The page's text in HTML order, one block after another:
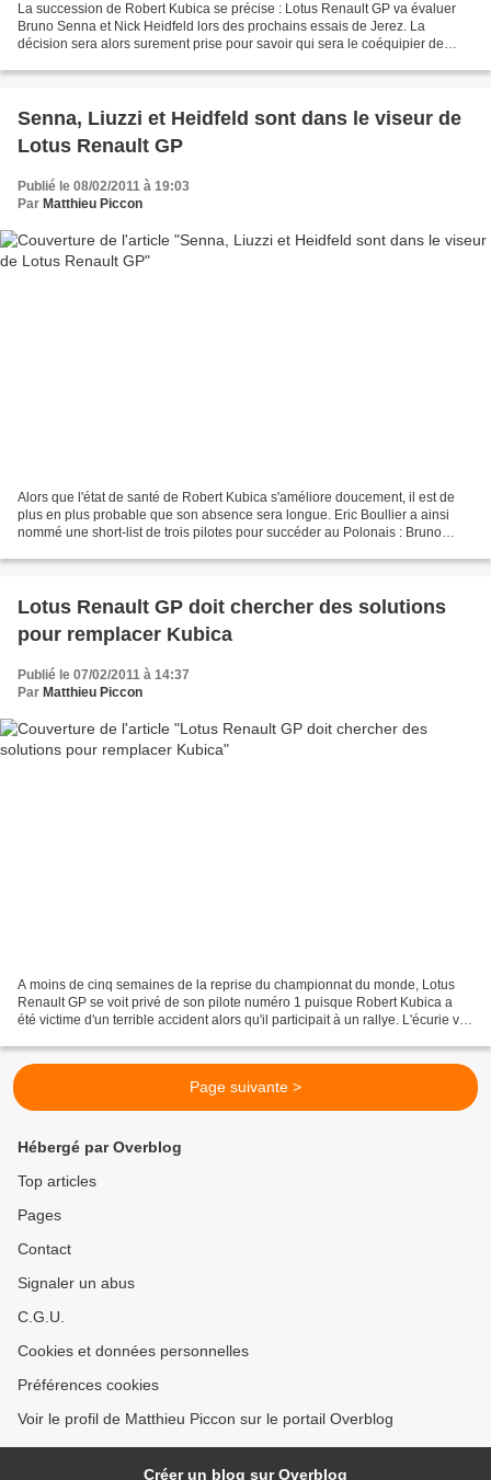
La succession de Robert Kubica se précise : Lotus Renault GP va évaluer
Bruno Senna et Nick Heidfeld lors des prochains essais de Jerez. La
décision sera alors surement prise pour savoir qui sera le coéquipier de
Senna, Liuzzi et Heidfeld sont dans le viseur de
Lotus Renault GP
Publié le 08/02/2011 à 19:03
Par Matthieu Piccon
Alors que l'état de santé de Robert Kubica s'améliore doucement, il est de
plus en plus probable que son absence sera longue. Eric Boullier a ainsi
nommé une short-list de trois pilotes pour succéder au Polonais : Bruno
Lotus Renault GP doit chercher des solutions
pour remplacer Kubica
Publié le 07/02/2011 à 14:37
Par Matthieu Piccon
A moins de cinq semaines de la reprise du championnat du monde, Lotus
Renault GP se voit privé de son pilote numéro 1 puisque Robert Kubica a
été victime d'un terrible accident alors qu'il participait à un rallye. L'écurie va
Page suivante >
Hébergé par Overblog
Top articles
Pages
Contact
Signaler un abus
C.G.U.
Cookies et données personnelles
Préférences cookies
Voir le profil de Matthieu Piccon sur le portail Overblog
Créer un blog sur Overblog